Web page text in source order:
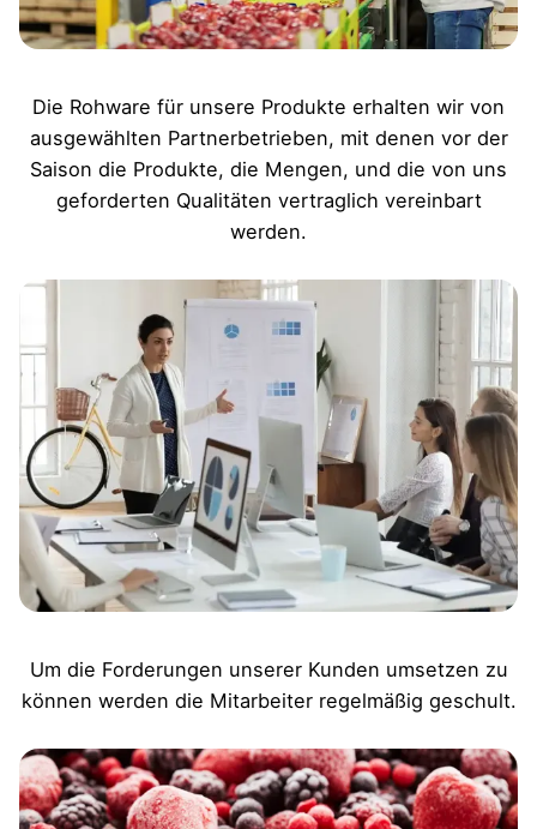
Die Rohware für unsere Produkte erhalten wir von
ausgewählten Partnerbetrieben, mit denen vor der
Saison die Produkte, die Mengen, und die von uns
geforderten Qualitäten vertraglich vereinbart
werden.
Um die Forderungen unserer Kunden umsetzen zu
können werden die Mitarbeiter regelmäßig geschult.